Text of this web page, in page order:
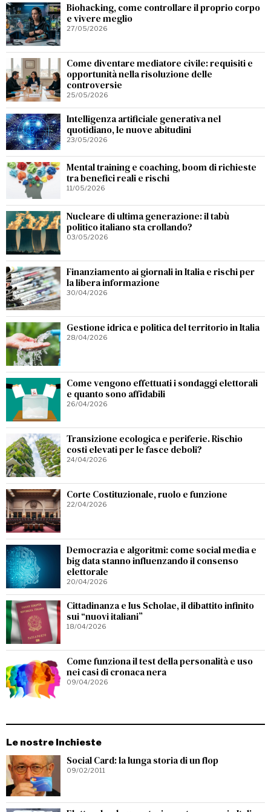
Biohacking, come controllare il proprio corpo
e vivere meglio
27/05/2026
Come diventare mediatore civile: requisiti e
opportunità nella risoluzione delle
controversie
25/05/2026
Intelligenza artificiale generativa nel
quotidiano, le nuove abitudini
23/05/2026
Mental training e coaching, boom di richieste
tra benefici reali e rischi
11/05/2026
Nucleare di ultima generazione: il tabù
politico italiano sta crollando?
03/05/2026
Finanziamento ai giornali in Italia e rischi per
la libera informazione
30/04/2026
Gestione idrica e politica del territorio in Italia
28/04/2026
Come vengono effettuati i sondaggi elettorali
e quanto sono affidabili
26/04/2026
Transizione ecologica e periferie. Rischio
costi elevati per le fasce deboli?
24/04/2026
Corte Costituzionale, ruolo e funzione
22/04/2026
Democrazia e algoritmi: come social media e
big data stanno influenzando il consenso
elettorale
20/04/2026
Cittadinanza e Ius Scholae, il dibattito infinito
sui “nuovi italiani”
18/04/2026
Come funziona il test della personalità e uso
nei casi di cronaca nera
09/04/2026
Le nostre Inchieste
Social Card: la lunga storia di un flop
09/02/2011